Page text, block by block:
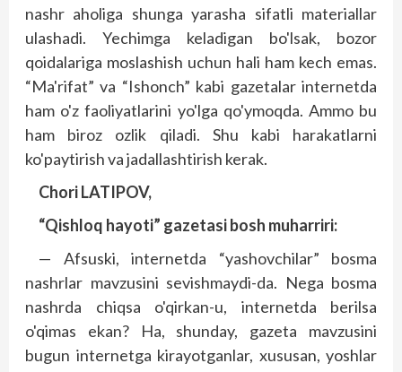
nashr aholiga shunga yarasha sifatli materiallar
ulashadi. Yechimga keladigan bo'lsak, bozor
qoidalariga moslashish uchun hali ham kech emas.
“Ma'rifat” va “Ishonch” kabi gazetalar internetda
ham o'z faoliyatlarini yo'lga qo'ymoqda. Ammo bu
ham biroz ozlik qiladi. Shu kabi harakatlarni
ko'paytirish va jadallashtirish kerak.
Chori LATIPOV,
“Qishloq hayoti” gazetasi bosh muharriri:
— Afsuski, internetda “yashovchilar” bosma
nashrlar mavzusini sevishmaydi-da. Nega bosma
nashrda chiqsa o'qirkan-u, internetda berilsa
o'qimas ekan? Ha, shunday, gazeta mavzusini
bugun internetga kirayotganlar, xususan, yoshlar